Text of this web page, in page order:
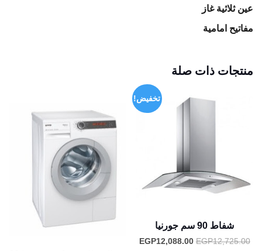
عين ثلاثية غاز
مفاتیح امامية
منتجات ذات صلة
تخفيض!
شفاط 90 سم جورنيا
EGP12,725.00
السعر
EGP12,088.00